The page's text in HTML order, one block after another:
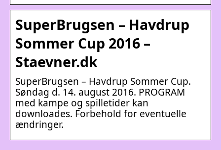
SuperBrugsen – Havdrup
Sommer Cup 2016 –
Staevner.dk
SuperBrugsen – Havdrup Sommer Cup.
Søndag d. 14. august 2016. PROGRAM
med kampe og spilletider kan
downloades. Forbehold for eventuelle
ændringer.